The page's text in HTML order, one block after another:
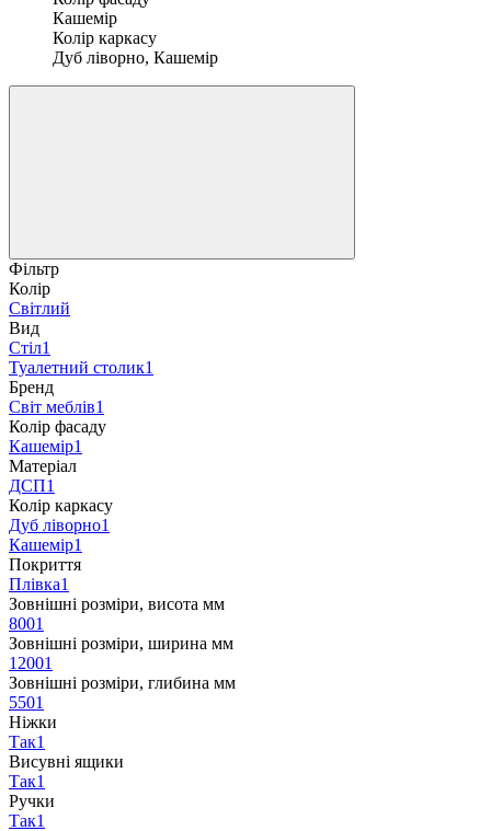
Кашемір
Колір каркасу
Дуб ліворно, Кашемір
Фільтр
Колір
Світлий
Вид
Стіл1
Туалетний столик1
Бренд
Світ меблів1
Колір фасаду
Кашемір1
Матеріал
ДСП1
Колір каркасу
Дуб ліворно1
Кашемір1
Покриття
Плівка1
Зовнішні розміри, висота мм
8001
Зовнішні розміри, ширина мм
12001
Зовнішні розміри, глибина мм
5501
Ніжки
Так1
Висувні ящики
Так1
Ручки
Так1